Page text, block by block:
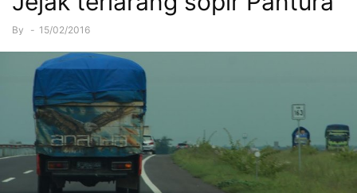
By - 15/02/2016